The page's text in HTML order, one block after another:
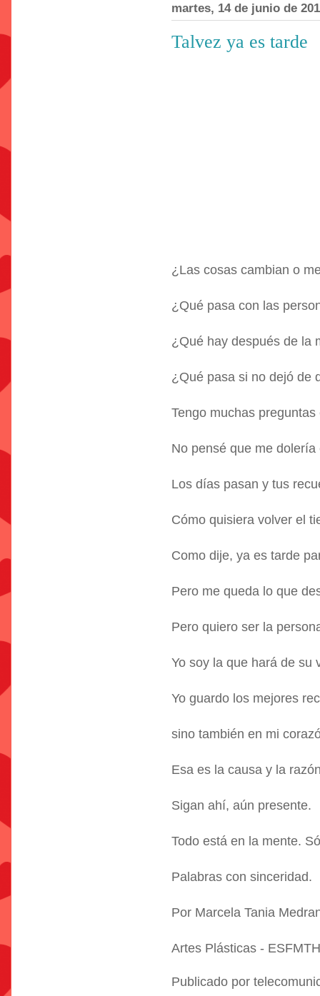
martes, 14 de junio de
Talvez ya es tarde
¿Las cosas cambian o
¿Qué pasa con las
¿Qué hay después de la
¿Qué pasa si no dejó de
Tengo muchas
No pensé que me dolería
Los días pasan y tus
Cómo quisiera volver el
Como dije, ya es tarde
Pero me queda lo que
Pero quiero ser la
Yo soy la que hará de su
Yo guardo los mejores
sino también en mi
Esa es la causa y la
Sigan ahí, aún presente.
Todo está en la mente.
Palabras con sinceridad.
Por Marcela Tania
Artes Plásticas -
Publicado por